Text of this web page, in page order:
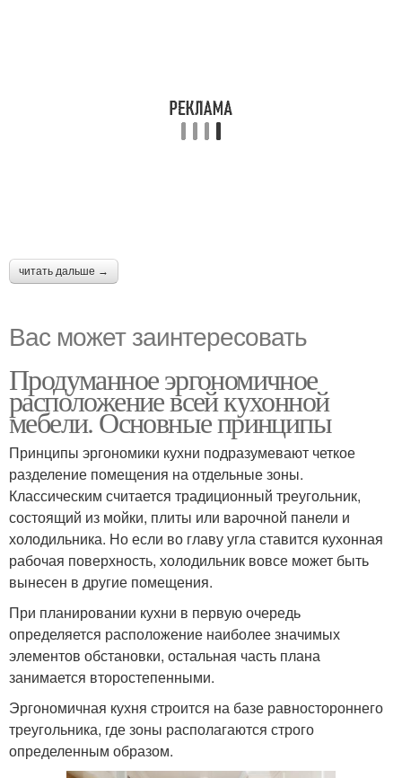
читать дальше →
Вас может заинтересовать
Продуманное эргономичное
расположение всей кухонной
мебели. Основные принципы
Принципы эргономики кухни подразумевают четкое
разделение помещения на отдельные зоны.
Классическим считается традиционный треугольник,
состоящий из мойки, плиты или варочной панели и
холодильника. Но если во главу угла ставится кухонная
рабочая поверхность, холодильник вовсе может быть
вынесен в другие помещения.
При планировании кухни в первую очередь
определяется расположение наиболее значимых
элементов обстановки, остальная часть плана
занимается второстепенными.
Эргономичная кухня строится на базе равностороннего
треугольника, где зоны располагаются строго
определенным образом.